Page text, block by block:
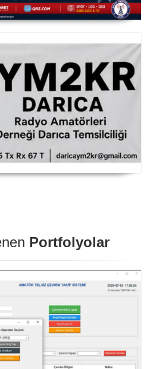
FT8 Mümkün
Temsilciliği YM2KR
Portfolyolar